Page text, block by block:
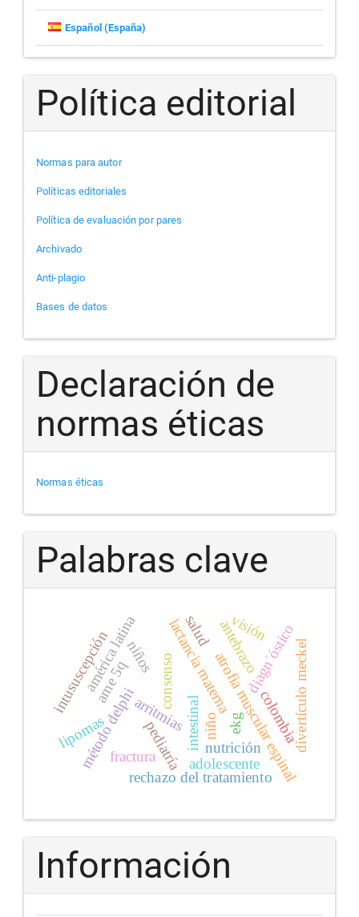
Español (España)
Política editorial
Normas para autor
Políticas editoriales
Política de evaluación por pares
Archivado
Anti-plagio
Bases de datos
Declaración de
normas éticas
Normas éticas
Palabras clave
método delphi
consenso
lactancia materna
nutrición
ekg
niños
arritmias atrofia muscular espinal
diagn´óstico
américa latina
ame 5q divertículo meckel
intususcepción
intestinal
pediatría
rechazo del tratamiento
fractura
antebrazo
niño
adolescente
lipomas colombia
salud visión
Información